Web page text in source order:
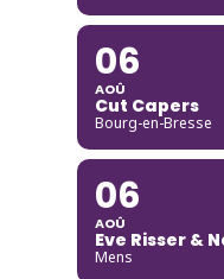
06
AOÛ
Cut Capers
Bourg-en-Bresse
06
AOÛ
Eve Risser &
Mens